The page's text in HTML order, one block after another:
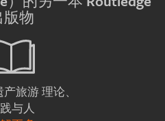
版物
产旅游 理论、
与人